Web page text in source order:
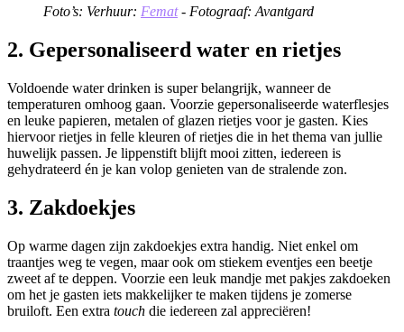
Foto’s: Verhuur: Femat- Fotograaf: Avantgard
2. Gepersonaliseerd water en rietjes
Voldoende water drinken is super belangrijk, wanneer de
temperaturen omhoog gaan. Voorzie gepersonaliseerde waterflesjes
en leuke papieren, metalen of glazen rietjes voor je gasten. Kies
hiervoor rietjes in felle kleuren of rietjes die in het thema van jullie
huwelijk passen. Je lippenstift blijft mooi zitten, iedereen is
gehydrateerd én je kan volop genieten van de stralende zon.
3. Zakdoekjes
Op warme dagen zijn zakdoekjes extra handig. Niet enkel om
traantjes weg te vegen, maar ook om stiekem eventjes een beetje
zweet af te deppen. Voorzie een leuk mandje met pakjes zakdoeken
om het je gasten iets makkelijker te maken tijdens je zomerse
bruiloft. Een extra touch die iedereen zal appreciëren!